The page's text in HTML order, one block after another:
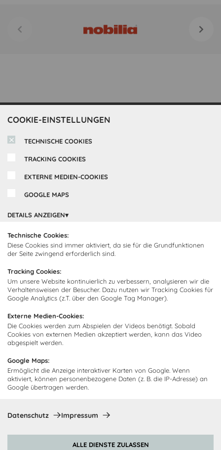
COOKIE-EINSTELLUNGEN
TECHNISCHE COOKIES
TRACKING COOKIES
EXTERNE MEDIEN-COOKIES
GOOGLE MAPS
DETAILS ANZEIGEN
Technische Cookies:
Diese Cookies sind immer aktiviert, da sie für die Grundfunktionen
der Seite zwingend erforderlich sind.
Tracking Cookies:
Um unsere Website kontinuierlich zu verbessern, analysieren wir die
Verhaltensweisen der Besucher. Dazu nutzen wir Tracking Cookies für
Google Analytics (z.T. über den Google Tag Manager).
Externe Medien-Cookies:
Die Cookies werden zum Abspielen der Videos benötigt. Sobald
Cookies von externen Medien akzeptiert werden, kann das Video
abgespielt werden.
Google Maps:
Ermöglicht die Anzeige interaktiver Karten von Google. Wenn
aktiviert, können personenbezogene Daten (z. B. die IP-Adresse) an
Google übertragen werden.
Datenschutz Impressum
ALLE DIENSTE ZULASSEN
Über Cocooning24
Über uns
Impressum
Zahlarten
Abholorte
Newsletter abonnieren
Abonnieren Sie unseren
Newsletter und empfangen Sie
Neuigkeiten und Angebote
Ich bin damit einverstanden, dass Cocooning24 mich regelmäßig
Diese Einwilligung kann jederzeit widerrufen werden. Einzelheiten
sind in der Datenschutzrichtlinie zu finden.
Zahlungsmethoden